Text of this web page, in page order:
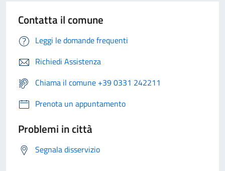
Contatta il comune
Leggi le domande frequenti
Richiedi Assistenza
Chiama il comune +39 0331 242211
Prenota un appuntamento
Problemi in città
Segnala disservizio